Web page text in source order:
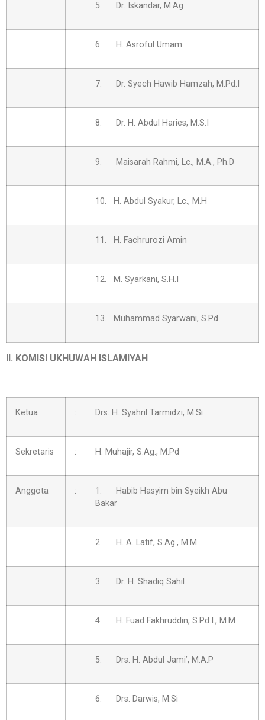
5. Dr. Iskandar, M.Ag
6. H. Asroful Umam
7. Dr. Syech Hawib Hamzah, M.Pd.I
8. Dr. H. Abdul Haries, M.S.I
9. Maisarah Rahmi, Lc., M.A., Ph.D
10. H. Abdul Syakur, Lc., M.H
11. H. Fachrurozi Amin
12. M. Syarkani, S.H.I
13. Muhammad Syarwani, S.Pd
II. KOMISI UKHUWAH ISLAMIYAH
Ketua : Drs. H. Syahril Tarmidzi, M.Si
Sekretaris : H. Muhajir, S.Ag., M.Pd
Anggota :
1. Habib Hasyim bin Syeikh Abu
Bakar
2. H. A. Latif, S.Ag., M.M
3. Dr. H. Shadiq Sahil
4. H. Fuad Fakhruddin, S.Pd.I., M.M
5. Drs. H. Abdul Jami’, M.A.P
6. Drs. Darwis, M.Si